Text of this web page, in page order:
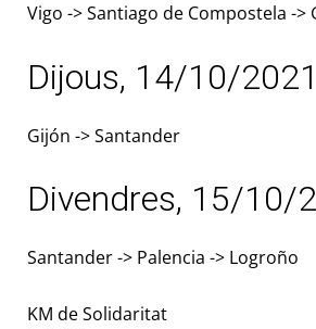
Vigo -> Santiago de Compostela ->
Dijous, 14/10/2021
Gijón -> Santander
Divendres, 15/10/
Santander -> Palencia -> Logroño
KM de Solidaritat